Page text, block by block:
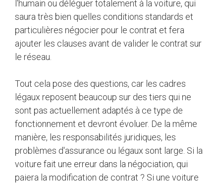
l'humain ou déléguer totalement à la voiture, qui
saura très bien quelles conditions standards et
particulières négocier pour le contrat et fera
ajouter les clauses avant de valider le contrat sur
le réseau.
Tout cela pose des questions, car les cadres
légaux reposent beaucoup sur des tiers qui ne
sont pas actuellement adaptés à ce type de
fonctionnement et devront évoluer. De la même
manière, les responsabilités juridiques, les
problèmes d'assurance ou légaux sont large. Si la
voiture fait une erreur dans la négociation, qui
paiera la modification de contrat ? Si une voiture